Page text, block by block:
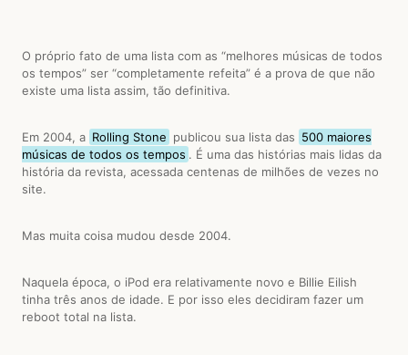
O próprio fato de uma lista com as “melhores músicas de todos
os tempos” ser “completamente refeita” é a prova de que não
existe uma lista assim, tão definitiva.
Em 2004, a Rolling Stone publicou sua lista das 500 maiores
músicas de todos os tempos . É uma das histórias mais lidas da
história da revista, acessada centenas de milhões de vezes no
site.
Mas muita coisa mudou desde 2004.
Naquela época, o iPod era relativamente novo e Billie Eilish
tinha três anos de idade. E por isso eles decidiram fazer um
reboot total na lista.